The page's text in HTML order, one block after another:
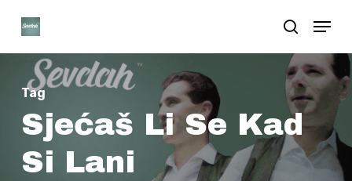
content
search
Menu
Tag
Sjećaš Li Se Kad
Si Lani
Close
Menu